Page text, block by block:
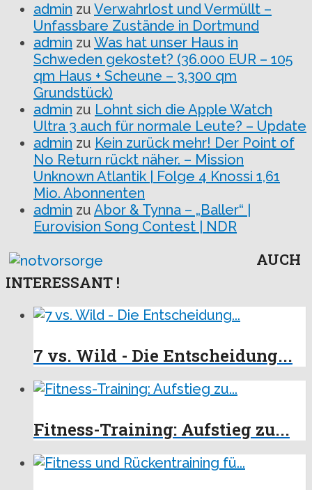
admin zu Verwahrlost und Vermüllt –
Unfassbare Zustände in Dortmund
admin zu Was hat unser Haus in
Schweden gekostet? (36.000 EUR – 105
qm Haus + Scheune – 3.300 qm
Grundstück)
admin zu Lohnt sich die Apple Watch
Ultra 3 auch für normale Leute? – Update
admin zu Kein zurück mehr! Der Point of
No Return rückt näher. – Mission
Unknown Atlantik | Folge 4 Knossi 1,61
Mio. Abonnenten
admin zu Abor & Tynna – „Baller“ |
Eurovision Song Contest | NDR
AUCH
INTERESSANT !
7 vs. Wild - Die Entscheidung...
Fitness-Training: Aufstieg zu...